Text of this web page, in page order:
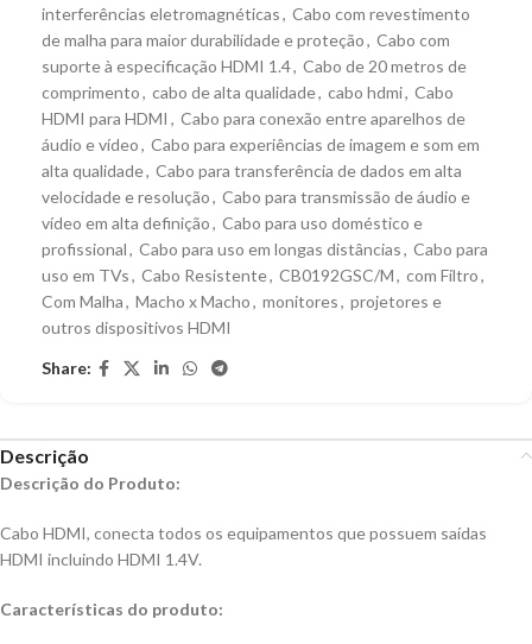
interferências eletromagnéticas, Cabo com revestimento
de malha para maior durabilidade e proteção, Cabo com
suporte à especificação HDMI 1.4, Cabo de 20 metros de
comprimento, cabo de alta qualidade, cabo hdmi, Cabo
HDMI para HDMI , Cabo para conexão entre aparelhos de
áudio e vídeo, Cabo para experiências de imagem e som em
alta qualidade, Cabo para transferência de dados em alta
velocidade e resolução, Cabo para transmissão de áudio e
vídeo em alta definição, Cabo para uso doméstico e
profissional, Cabo para uso em longas distâncias, Cabo para
uso em TVs, Cabo Resistente, CB0192GSC/M, com Filtro,
Com Malha, Macho x Macho, monitores, projetores e
outros dispositivos HDMI
Share:
Descrição
Descrição do Produto:
Cabo HDMI, conecta todos os equipamentos que possuem saídas
HDMI incluindo HDMI 1.4V.
Características do produto: